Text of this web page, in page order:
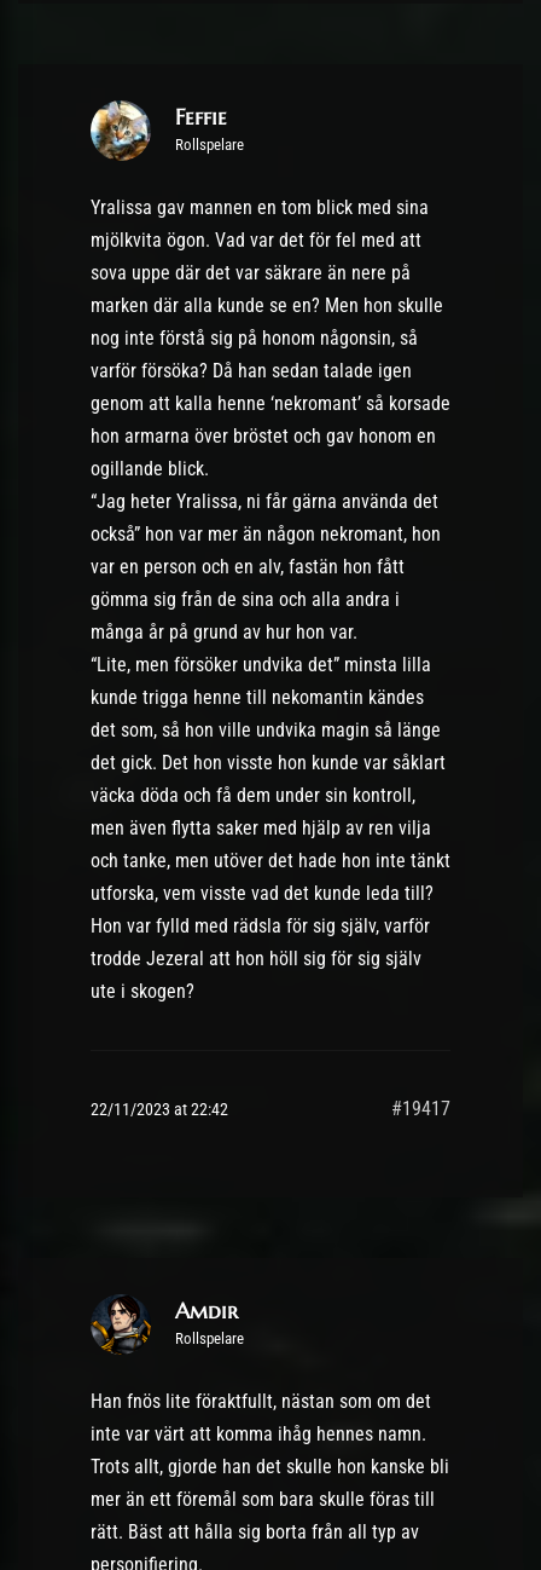
Feffie
Rollspelare
Yralissa gav mannen en tom blick med sina
mjölkvita ögon. Vad var det för fel med att
sova uppe där det var säkrare än nere på
marken där alla kunde se en? Men hon skulle
nog inte förstå sig på honom någonsin, så
varför försöka? Då han sedan talade igen
genom att kalla henne ‘nekromant’ så korsade
hon armarna över bröstet och gav honom en
ogillande blick.
“Jag heter Yralissa, ni får gärna använda det
också” hon var mer än någon nekromant, hon
var en person och en alv, fastän hon fått
gömma sig från de sina och alla andra i
många år på grund av hur hon var.
“Lite, men försöker undvika det” minsta lilla
kunde trigga henne till nekomantin kändes
det som, så hon ville undvika magin så länge
det gick. Det hon visste hon kunde var såklart
väcka döda och få dem under sin kontroll,
men även flytta saker med hjälp av ren vilja
och tanke, men utöver det hade hon inte tänkt
utforska, vem visste vad det kunde leda till?
Hon var fylld med rädsla för sig själv, varför
trodde Jezeral att hon höll sig för sig själv
ute i skogen?
22/11/2023 at 22:42 #19417
Amdir
Rollspelare
Han fnös lite föraktfullt, nästan som om det
inte var värt att komma ihåg hennes namn.
Trots allt, gjorde han det skulle hon kanske bli
mer än ett föremål som bara skulle föras till
rätt. Bäst att hålla sig borta från all typ av
personifiering.